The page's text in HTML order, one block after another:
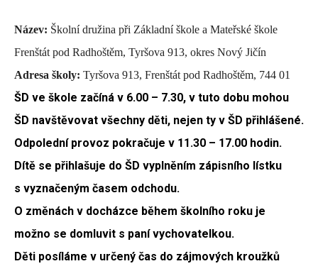
Název: Školní družina při Základní škole a Mateřské škole
Frenštát pod Radhoštěm, Tyršova 913, okres Nový Jičín
Adresa školy: Tyršova 913, Frenštát pod Radhoštěm, 744 01
ŠD ve škole začíná v 6.00 – 7.30, v tuto dobu mohou
ŠD navštěvovat všechny děti, nejen ty v ŠD přihlášené.
Odpolední provoz pokračuje v 11.30 – 17.00 hodin.
Dítě se přihlašuje do ŠD vyplněním zápisního lístku
s vyznačeným časem odchodu.
O změnách v docházce během školního roku je
možno se domluvit s paní vychovatelkou.
Děti posíláme v určený čas do zájmových kroužků